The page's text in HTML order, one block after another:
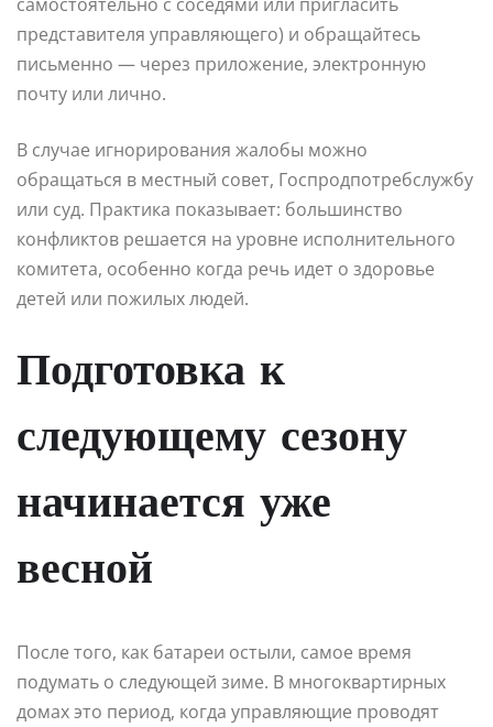
представителя управляющего) и обращайтесь
письменно — через приложение, электронную
почту или лично.
В случае игнорирования жалобы можно
обращаться в местный совет, Госпродпотребслужбу
или суд. Практика показывает: большинство
конфликтов решается на уровне исполнительного
комитета, особенно когда речь идет о здоровье
детей или пожилых людей.
Подготовка к
следующему сезону
начинается уже
весной
После того, как батареи остыли, самое время
подумать о следующей зиме. В многоквартирных
домах это период, когда управляющие проводят